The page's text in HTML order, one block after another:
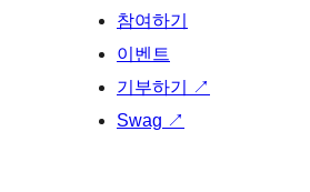
참여하기
이벤트
기부하기
↗
Swag ↗